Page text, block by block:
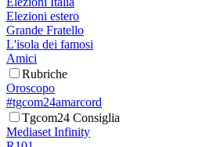
Elezioni estero
Grande Fratello
L'isola dei famosi
Amici
Rubriche
Oroscopo
#tgcom24amarcord
Tgcom24 Consiglia
Mediaset Infinity